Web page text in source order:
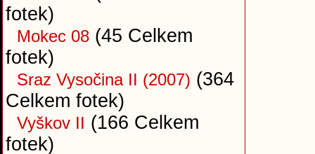
fotek)
Mokec 08 (45 Celkem
fotek)
Sraz Vysočina II (2007) (364
Celkem fotek)
Vyškov II (166 Celkem
fotek)